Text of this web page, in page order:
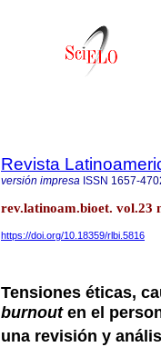
Revista
versión impresa ISSN 1657-
rev.latinoam.bioet. vol.23
https://doi.org/10.18359/rlbi.5816
Tensiones éticas,
burnouten el
una revisión y